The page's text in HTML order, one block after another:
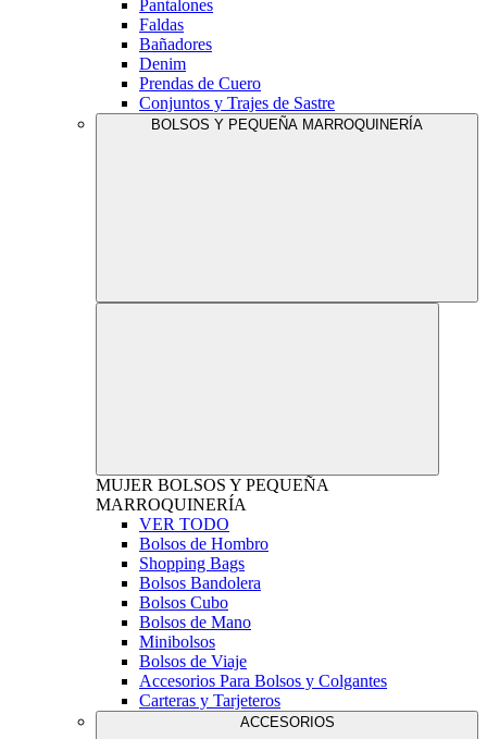
Pantalones
Faldas
Bañadores
Denim
Prendas de Cuero
Conjuntos y Trajes de Sastre
BOLSOS Y PEQUEÑA MARROQUINERÍA
MUJER BOLSOS Y PEQUEÑA
MARROQUINERÍA
VER TODO
Bolsos de Hombro
Shopping Bags
Bolsos Bandolera
Bolsos Cubo
Bolsos de Mano
Minibolsos
Bolsos de Viaje
Accesorios Para Bolsos y Colgantes
Carteras y Tarjeteros
ACCESORIOS